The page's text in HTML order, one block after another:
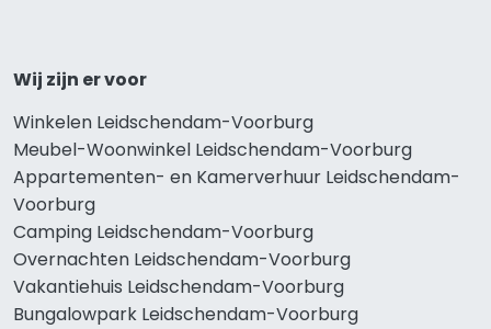
Wij zijn er voor
Winkelen Leidschendam-Voorburg
Meubel-Woonwinkel Leidschendam-Voorburg
Appartementen- en Kamerverhuur Leidschendam-
Voorburg
Camping Leidschendam-Voorburg
Overnachten Leidschendam-Voorburg
Vakantiehuis Leidschendam-Voorburg
Bungalowpark Leidschendam-Voorburg